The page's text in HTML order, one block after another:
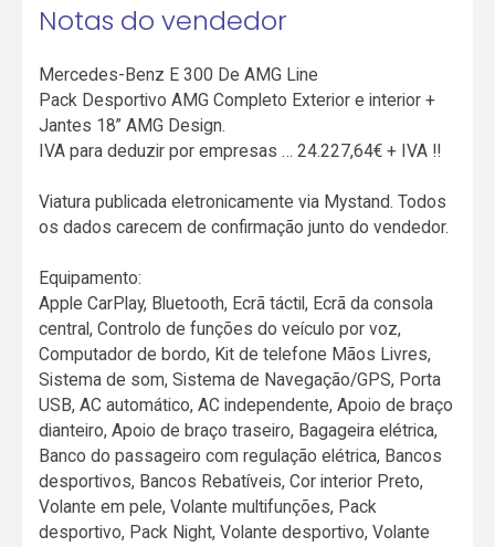
Notas do vendedor
Mercedes-Benz E 300 De AMG Line
Pack Desportivo AMG Completo Exterior e interior +
Jantes 18” AMG Design.
IVA para deduzir por empresas … 24.227,64€ + IVA !!
Viatura publicada eletronicamente via Mystand. Todos
os dados carecem de confirmação junto do vendedor.
Equipamento:
Apple CarPlay, Bluetooth, Ecrã táctil, Ecrã da consola
central, Controlo de funções do veículo por voz,
Computador de bordo, Kit de telefone Mãos Livres,
Sistema de som, Sistema de Navegação/GPS, Porta
USB, AC automático, AC independente, Apoio de braço
dianteiro, Apoio de braço traseiro, Bagageira elétrica,
Banco do passageiro com regulação elétrica, Bancos
desportivos, Bancos Rebatíveis, Cor interior Preto,
Volante em pele, Volante multifunções, Pack
desportivo, Pack Night, Volante desportivo, Volante